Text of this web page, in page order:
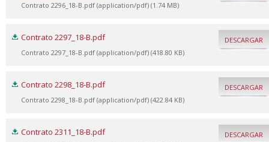
Contrato 2296_18-B.pdf (application/pdf) (1.74 MB)
Contrato 2297_18-B.pdf
Contrato 2297_18-B.pdf (application/pdf) (418.80 KB)
DESCARGAR
Contrato 2298_18-B.pdf
Contrato 2298_18-B.pdf (application/pdf) (422.84 KB)
DESCARGAR
Contrato 2311_18-B.pdf DESCARGAR